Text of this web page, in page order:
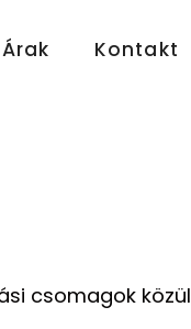
Árak Kontakt
csomagok közül